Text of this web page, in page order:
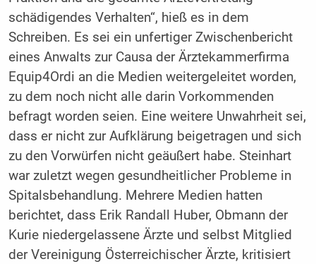
schädigendes Verhalten“, hieß es in dem
Schreiben. Es sei ein unfertiger Zwischenbericht
eines Anwalts zur Causa der Ärztekammerfirma
Equip4Ordi an die Medien weitergeleitet worden,
zu dem noch nicht alle darin Vorkommenden
befragt worden seien. Eine weitere Unwahrheit sei,
dass er nicht zur Aufklärung beigetragen und sich
zu den Vorwürfen nicht geäußert habe. Steinhart
war zuletzt wegen gesundheitlicher Probleme in
Spitalsbehandlung. Mehrere Medien hatten
berichtet, dass Erik Randall Huber, Obmann der
Kurie niedergelassene Ärzte und selbst Mitglied
der Vereinigung Österreichischer Ärzte, kritisiert